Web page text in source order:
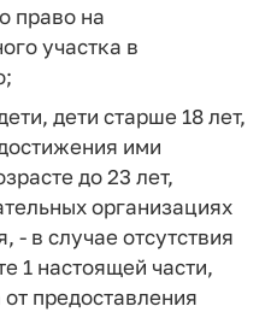
право на
участка в
дети старше 18 лет,
ими
до 23 лет,
организациях
- в случае отсутствия
1 настоящей части,
предоставления